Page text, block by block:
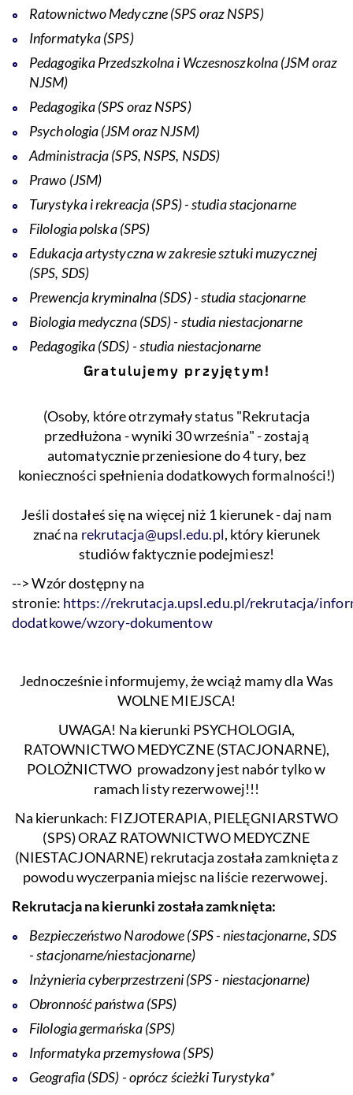
Ratownictwo Medyczne (SPS oraz NSPS)
Informatyka (SPS)
Pedagogika Przedszkolna i Wczesnoszkolna (JSM oraz
NJSM)
Pedagogika (SPS oraz NSPS)
Psychologia (JSM oraz NJSM)
Administracja (SPS, NSPS, NSDS)
Prawo (JSM)
Turystyka i rekreacja (SPS) - studia stacjonarne
Filologia polska (SPS)
Edukacja artystyczna w zakresie sztuki muzycznej
(SPS, SDS)
Prewencja kryminalna (SDS) - studia stacjonarne
Biologia medyczna (SDS) - studia niestacjonarne
Pedagogika (SDS) - studia niestacjonarne
Gratulujemy przyjętym!
(Osoby, które otrzymały status "Rekrutacja
przedłużona - wyniki 30 września" - zostają
automatycznie przeniesione do 4 tury, bez
konieczności spełnienia dodatkowych formalności!)
Jeśli dostałeś się na więcej niż 1 kierunek - daj nam
znać na rekrutacja@upsl.edu.pl, który kierunek
studiów faktycznie podejmiesz!
--> Wzór dostępny na
stronie: https://rekrutacja.upsl.edu.pl/rekrutacja/
dodatkowe/wzory-dokumentow
Jednocześnie informujemy, że wciąż mamy dla Was
WOLNE MIEJSCA!
UWAGA! Na kierunki PSYCHOLOGIA,
RATOWNICTWO MEDYCZNE (STACJONARNE),
POLOŻNICTWO prowadzony jest nabór tylko w
ramach listy rezerwowej!!!
Na kierunkach: FIZJOTERAPIA, PIELĘGNIARSTWO
(SPS) ORAZ RATOWNICTWO MEDYCZNE
(NIESTACJONARNE) rekrutacja została zamknięta z
powodu wyczerpania miejsc na liście rezerwowej.
Rekrutacja na kierunki została zamknięta:
Bezpieczeństwo Narodowe (SPS - niestacjonarne, SDS
- stacjonarne/niestacjonarne)
Inżynieria cyberprzestrzeni (SPS - niestacjonarne)
Obronność państwa (SPS)
Filologia germańska (SPS)
Informatyka przemysłowa (SPS)
Geografia (SDS) - oprócz ścieżki Turystyka*